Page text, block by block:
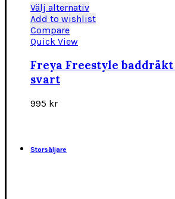
Välj alternativDen
här
varianter.
Add to wishlist
Compare
Quick View
Freya Freestyle
svart
995 kr
Storsäljare